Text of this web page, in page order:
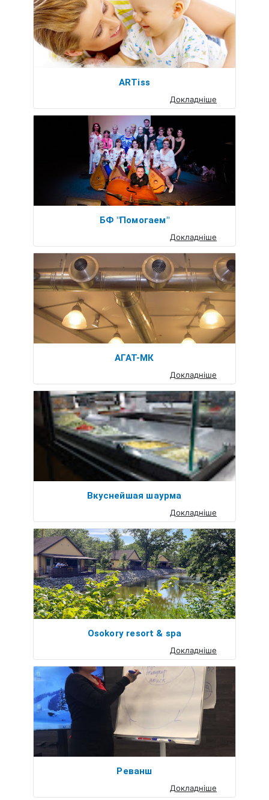
ARTiss
Докладніше
БФ "Помогаем"
Докладніше
АГАТ-МК
Докладніше
Вкуснейшая шаурма
Докладніше
Osokory resort & spa
Докладніше
Реванш
Докладніше